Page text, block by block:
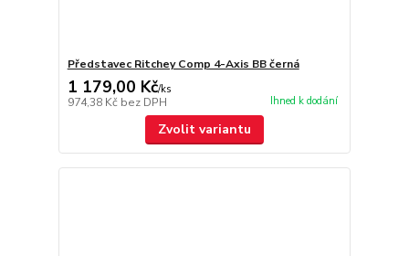
Představec Ritchey Comp 4-Axis BB černá
1 179,00 Kč/ks
974,38 Kč bez DPH Ihned k dodání
Zvolit variantu